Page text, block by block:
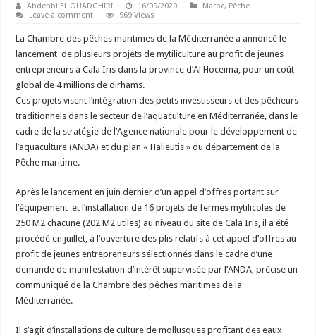
Abdenbi EL OUADGHIRI 16/09/2020 Maroc, Pêche
Leave a comment
969 Views
La Chambre des pêches maritimes de la Méditerranée a annoncé le
lancement de plusieurs projets de mytiliculture au profit de jeunes
entrepreneurs à Cala Iris dans la province d’Al Hoceima, pour un coût
global de 4 millions de dirhams.
Ces projets visent l’intégration des petits investisseurs et des pêcheurs
traditionnels dans le secteur de l’aquaculture en Méditerranée, dans le
cadre de la stratégie de l’Agence nationale pour le développement de
l’aquaculture (ANDA) et du plan « Halieutis » du département de la
Pêche maritime.
Après le lancement en juin dernier d’un appel d’offres portant sur
l’équipement et l’installation de 16 projets de fermes mytilicoles de
250 M2 chacune (202 M2 utiles) au niveau du site de Cala Iris, il a été
procédé en juillet, à l’ouverture des plis relatifs à cet appel d’offres au
profit de jeunes entrepreneurs sélectionnés dans le cadre d’une
demande de manifestation d’intérêt supervisée par l’ANDA, précise un
communiqué de la Chambre des pêches maritimes de la
Méditerranée.
Il s’agit d’installations de culture de mollusques profitant des eaux